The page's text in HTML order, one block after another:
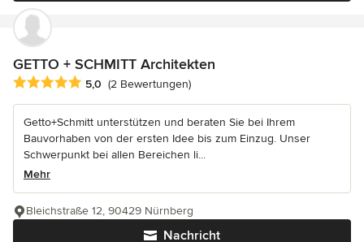
GETTO + SCHMITT Architekten
Durchschnittliche Bewertung: 5 von 5 Sternen
5,0 (2 Bewertungen)
Getto+Schmitt unterstützen und beraten Sie bei Ihrem
Bauvorhaben von der ersten Idee bis zum Einzug. Unser
Schwerpunkt bei allen Bereichen li...
Mehr
Nachricht
Bleichstraße 12, 90429 Nürnberg